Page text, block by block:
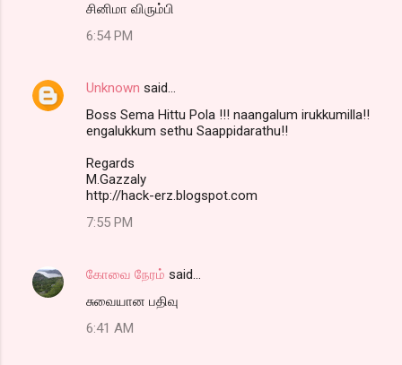
சினிமா விரும்பி
6:54 PM
Unknown said…
Boss Sema Hittu Pola !!! naangalum irukkumilla!!
engalukkum sethu Saappidarathu!!
Regards
M.Gazzaly
http://hack-erz.blogspot.com
7:55 PM
கோவை நேரம் said…
சுவையான பதிவு
6:41 AM